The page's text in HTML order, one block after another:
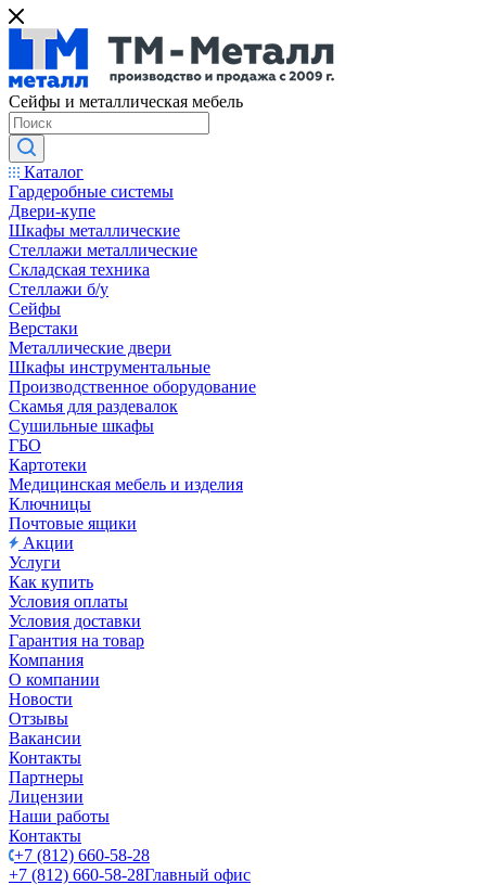
Сейфы и металлическая мебель
Каталог
Гардеробные системы
Двери-купе
Шкафы металлические
Стеллажи металлические
Складская техника
Стеллажи б/у
Сейфы
Верстаки
Металлические двери
Шкафы инструментальные
Производственное оборудование
Скамья для раздевалок
Сушильные шкафы
ГБО
Картотеки
Медицинская мебель и изделия
Ключницы
Почтовые ящики
Акции
Услуги
Как купить
Условия оплаты
Условия доставки
Гарантия на товар
Компания
О компании
Новости
Отзывы
Вакансии
Контакты
Партнеры
Лицензии
Наши работы
Контакты
+7 (812) 660-58-28
+7 (812) 660-58-28Главный офис